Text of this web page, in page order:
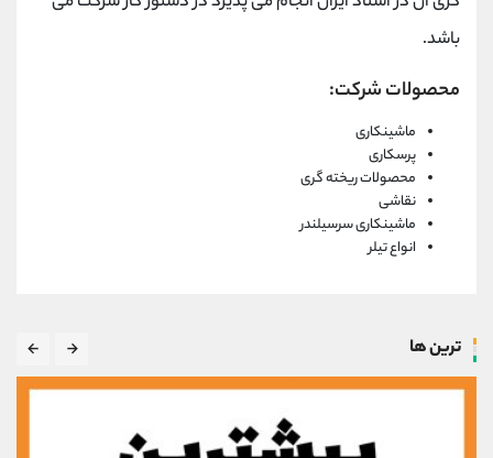
باشد.
محصولات شرکت:
ماشینکاری
پرسکاری
محصولات ریخته گری
نقاشی
ماشینکاری سرسیلندر
انواع تیلر
ترین ها